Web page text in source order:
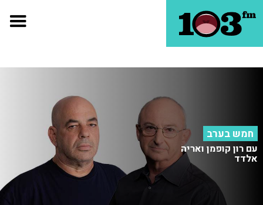
חמש בערב
עם רון קופמן ואריה
אלדד